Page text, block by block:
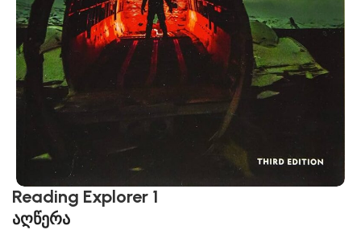
Reading Explorer 1
აღწერა